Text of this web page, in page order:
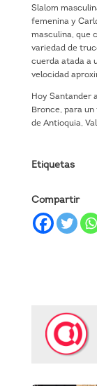
Slalom
femenina y
masculina, que
variedad de
cuerda atada a
velocidad
Hoy Santander
Bronce, para
de Antioquia,
Etiquetas
Compartir